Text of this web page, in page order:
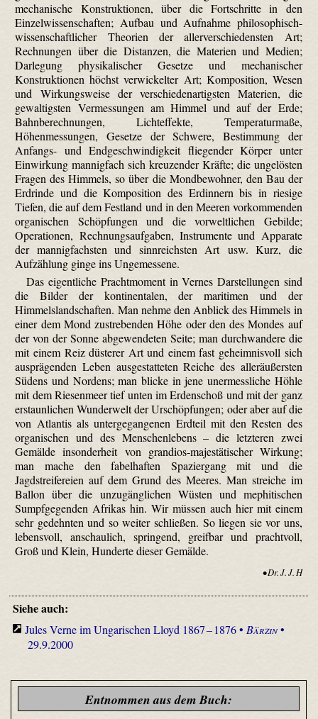
mechanische Konstruktionen, über die Fortschritte in den
Einzelwissenschaften; Aufbau und Aufnahme philosophisch-
wissenschaftlicher Theorien der allerverschiedensten Art;
Rechnungen über die Distanzen, die Materien und Medien;
Darlegung physikalischer Gesetze und mechanischer
Konstruktionen höchst verwickelter Art; Komposition, Wesen
und Wirkungsweise der verschiedenartigsten Materien, die
gewaltigsten Vermessungen am Himmel und auf der Erde;
Bahnberechnungen, Lichteffekte, Temperaturmaße,
Höhenmessungen, Gesetze der Schwere, Bestimmung der
Anfangs- und Endgeschwindigkeit fliegender Körper unter
Einwirkung mannigfach sich kreuzender Kräfte; die ungelösten
Fragen des Himmels, so über die Mondbewohner, den Bau der
Erdrinde und die Komposition des Erdinnern bis in riesige
Tiefen, die auf dem Festland und in den Meeren vorkommenden
organischen Schöpfungen und die vorweltlichen Gebilde;
Operationen, Rechnungsaufgaben, Instrumente und Apparate
der mannigfachsten und sinnreichsten Art usw. Kurz, die
Aufzählung ginge ins Ungemessene.
Das eigentliche Prachtmoment in Vernes Darstellungen sind
die Bilder der kontinentalen, der maritimen und der
Himmelslandschaften. Man nehme den Anblick des Himmels in
einer dem Mond zustrebenden Höhe oder den des Mondes auf
der von der Sonne abgewendeten Seite; man durchwandere die
mit einem Reiz düsterer Art und einem fast geheimnisvoll sich
ausprägenden Leben ausgestatteten Reiche des alleräußersten
Südens und Nordens; man blicke in jene unermessliche Höhle
mit dem Riesenmeer tief unten im Erdenschoß und mit der ganz
erstaunlichen Wunderwelt der Urschöpfungen; oder aber auf die
von Atlantis als untergegangenen Erdteil mit den Resten des
organischen und des Menschenlebens – die letzteren zwei
Gemälde insonderheit von grandios-majestätischer Wirkung;
man mache den fabelhaften Spaziergang mit und die
Jagdstreifereien auf dem Grund des Meeres. Man streiche im
Ballon über die unzugänglichen Wüsten und mephitischen
Sumpfgegenden Afrikas hin. Wir müssen auch hier mit einem
sehr gedehnten und so weiter schließen. So liegen sie vor uns,
lebensvoll, anschaulich, springend, greifbar und prachtvoll,
Groß und Klein, Hunderte dieser Gemälde.
• Dr. J. J. H
Siehe auch:
Jules Verne im Ungarischen Lloyd 1867 – 1876 • Bärzin•
29.9.2000
Entnommen aus dem Buch: